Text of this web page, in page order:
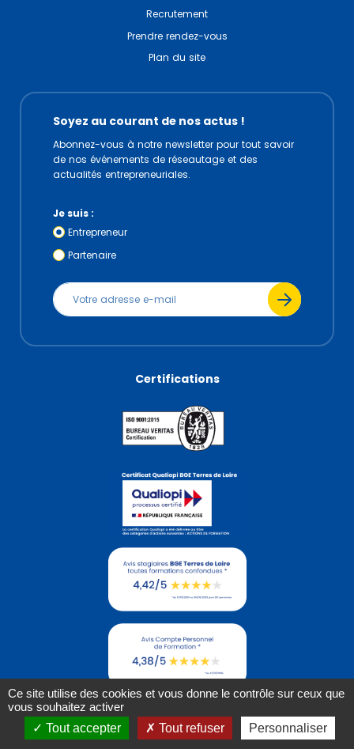
Recrutement
Prendre rendez-vous
Plan du site
Soyez au courant de nos actus !
Abonnez-vous à notre newsletter pour tout savoir
de nos événements de réseautage et des
actualités entrepreneuriales.
Je suis :
Entrepreneur
Partenaire
Certifications
Politique de confidentialité Mentions légales Cookies
Ce site utilise des cookies et vous donne le contrôle sur ceux que
vous souhaitez activer
Tout accepter
Tout refuser Personnaliser